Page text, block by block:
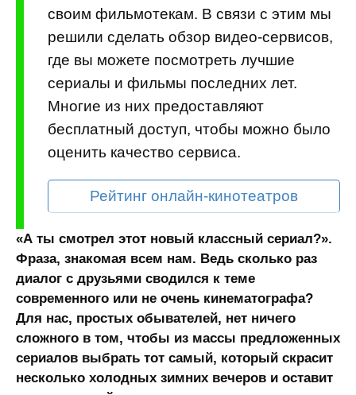
своим фильмотекам. В связи с этим мы
решили сделать обзор видео-сервисов,
где вы можете посмотреть лучшие
сериалы и фильмы последних лет.
Многие из них предоставляют
бесплатный доступ, чтобы можно было
оценить качество сервиса.
Рейтинг онлайн-кинотеатров
«А ты смотрел этот новый классный сериал?».
Фраза, знакомая всем нам. Ведь сколько раз
диалог с друзьями сводился к теме
современного или не очень кинематографа?
Для нас, простых обывателей, нет ничего
сложного в том, чтобы из массы предложенных
сериалов выбрать тот самый, который скрасит
несколько холодных зимних вечеров и оставит